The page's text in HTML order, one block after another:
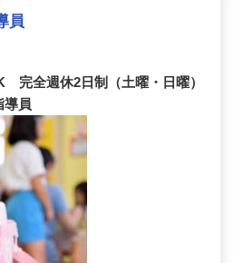
員
完全週休2日制（土曜・日曜）
員